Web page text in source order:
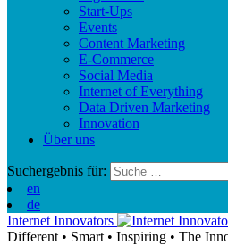
Start-Ups
Events
Content Marketing
E-Commerce
Social Media
Internet of Everything
Data Driven Marketing
Innovation
Über uns
Suchergebnis für:
en
de
Internet Innovators
Different • Smart • Inspiring • The